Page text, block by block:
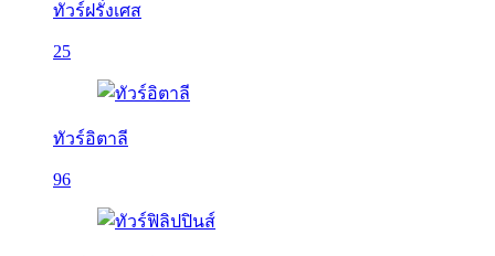
ทัวร์ฝรั่งเศส
25
ทัวร์อิตาลี
96